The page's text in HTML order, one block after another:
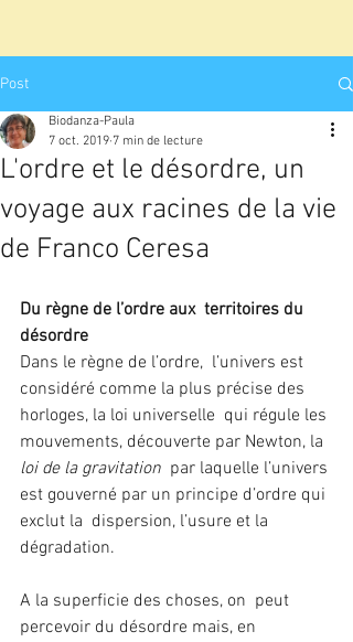
Post
L'ordre et le désordre, un
voyage aux racines de la vie
de Franco Ceresa
Biodanza-Paula
7 oct. 2019 7 min de lecture
Du règne de l’ordre aux  territoires du
désordre
Dans le règne de l’ordre,  l’univers est
considéré comme la plus précise des
horloges, la loi universelle  qui régule les
mouvements, découverte par Newton, la
loi de la gravitation
  par laquelle l’univers
est gouverné par un principe d’ordre qui
exclut la  dispersion, l’usure et la
dégradation.
A la superficie des choses, on  peut
percevoir du désordre mais, en